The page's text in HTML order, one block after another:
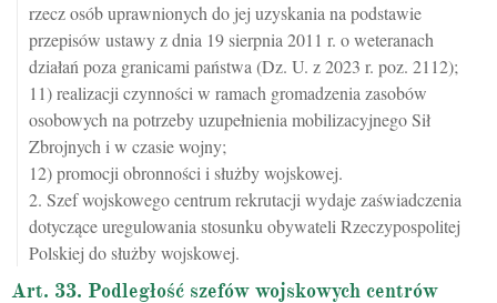
rzecz osób uprawnionych do jej uzyskania na podstawie
przepisów ustawy z dnia 19 sierpnia 2011 r. o weteranach
działań poza granicami państwa (Dz. U. z 2023 r. poz. 2112);
11) realizacji czynności w ramach gromadzenia zasobów
osobowych na potrzeby uzupełnienia mobilizacyjnego Sił
Zbrojnych i w czasie wojny;
12) promocji obronności i służby wojskowej.
2. Szef wojskowego centrum rekrutacji wydaje zaświadczenia
dotyczące uregulowania stosunku obywateli Rzeczypospolitej
Polskiej do służby wojskowej.
Art. 33. Podległość szefów wojskowych centrów